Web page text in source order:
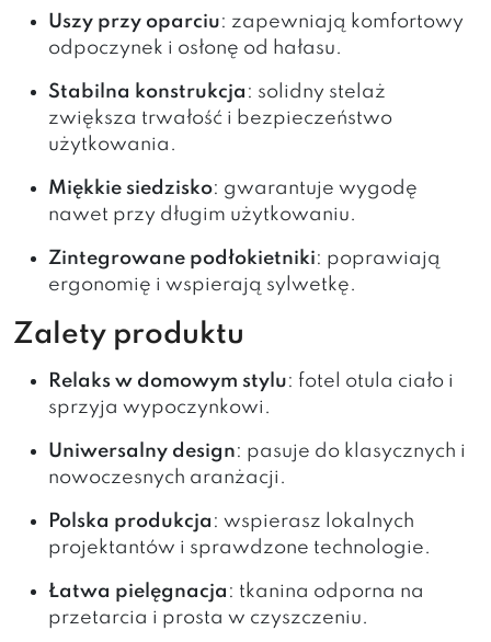
Uszy przy oparciu: zapewniają komfortowy
odpoczynek i osłonę od hałasu.
Stabilna konstrukcja : solidny stelaż
zwiększa trwałość i bezpieczeństwo
użytkowania.
Miękkie siedzisko: gwarantuje wygodę
nawet przy długim użytkowaniu.
Zintegrowane podłokietniki: poprawiają
ergonomię i wspierają sylwetkę.
Zalety produktu
Relaks w domowym stylu: fotel otula ciało i
sprzyja wypoczynkowi.
Uniwersalny design: pasuje do klasycznych i
nowoczesnych aranżacji.
Polska produkcja : wspierasz lokalnych
projektantów i sprawdzone technologie.
Łatwa pielęgnacja : tkanina odporna na
przetarcia i prosta w czyszczeniu.